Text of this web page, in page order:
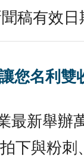
稿有效日
您名利雙
最新舉辦
下與粉